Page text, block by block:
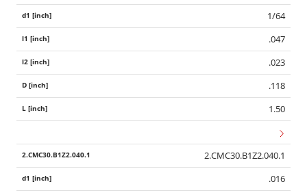
1/64
.047
.023
.118
1.50
2.CMC30.B1Z2.040.1
.016